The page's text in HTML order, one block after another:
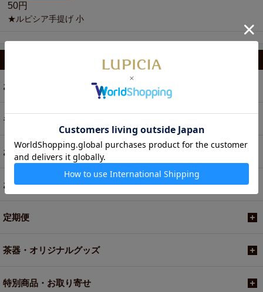
50円
★ルピシア手提げ 小
お茶
ギフト
お菓子・食品・飲料
お買い得商品
定期便
茶器・オリジナルグッズ
特別商品・お取り寄せ